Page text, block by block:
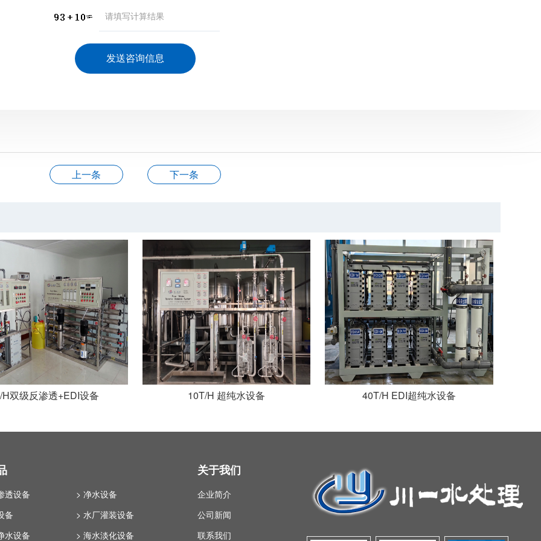
上一条 下一条
H双级反渗透+EDI设备 10T/H 超纯水设备 40T/H EDI超纯水设备
透设备
> 净水设备
备
> 水厂灌装设备
水设备
> 海水淡化设备
关于我们
企业简介
公司新闻
联系我们